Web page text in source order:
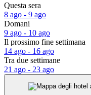
Questa sera
8 ago - 9 ago
Domani
9 ago - 10 ago
Il prossimo fine settimana
14 ago - 16 ago
Tra due settimane
21 ago - 23 ago